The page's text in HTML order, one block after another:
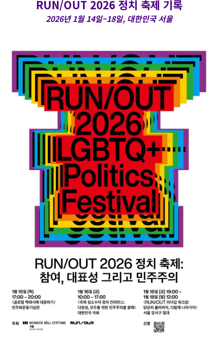
RUN/OUT 2026 정치 축제 기록
2026년 1월 14일–18일, 대한민국 서울